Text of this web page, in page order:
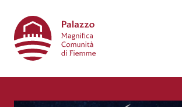
Palazzo Magnifica Comunità di Fiemme